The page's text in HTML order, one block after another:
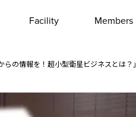
Facility Members
の情報を！超小型衛星ビジネスとは？」